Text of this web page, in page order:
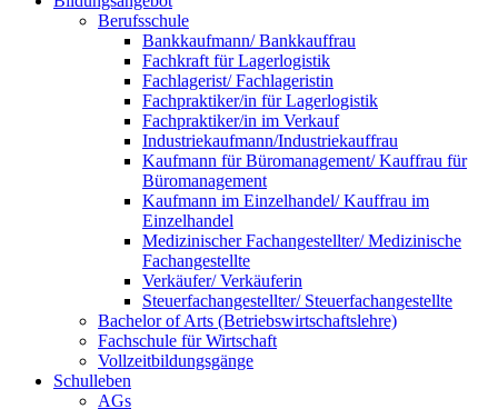
Berufsschule
Bankkaufmann/ Bankkauffrau
Fachkraft für Lagerlogistik
Fachlagerist/ Fachlageristin
Fachpraktiker/in für Lagerlogistik
Fachpraktiker/in im Verkauf
Industriekaufmann/Industriekauffrau
Kaufmann für Büromanagement/ Kauffrau für
Büromanagement
Kaufmann im Einzelhandel/ Kauffrau im
Einzelhandel
Medizinischer Fachangestellter/ Medizinische
Fachangestellte
Verkäufer/ Verkäuferin
Steuerfachangestellter/ Steuerfachangestellte
Bachelor of Arts (Betriebswirtschaftslehre)
Fachschule für Wirtschaft
Vollzeitbildungsgänge
Schulleben
AGs